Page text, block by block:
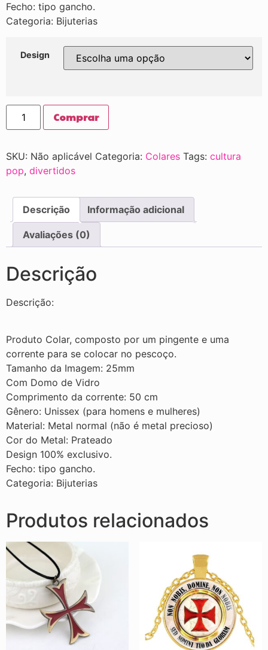
Fecho: tipo gancho.
Categoria: Bijuterias
Design
Comprar
SKU: Não aplicável Categoria: Colares Tags: cultura
pop, divertidos
Descrição Informação adicional
Avaliações (0)
Descrição
Descrição:
Produto Colar, composto por um pingente e uma
corrente para se colocar no pescoço.
Tamanho da Imagem: 25mm
Com Domo de Vidro
Comprimento da corrente: 50 cm
Gênero: Unissex (para homens e mulheres)
Material: Metal normal (não é metal precioso)
Cor do Metal: Prateado
Design 100% exclusivo.
Fecho: tipo gancho.
Categoria: Bijuterias
Produtos relacionados